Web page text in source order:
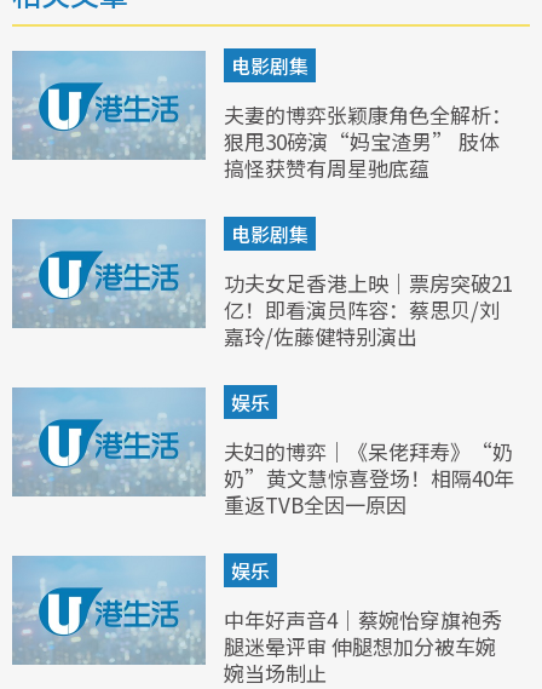
电影剧集
夫妻的博弈张颖康角色全解析：
狠甩30磅演“妈宝渣男” 肢体
搞怪获赞有周星驰底蕴
电影剧集
功夫女足香港上映｜票房突破21
亿！即看演员阵容：蔡思贝/刘
嘉玲/佐藤健特别演出
娱乐
夫妇的博弈｜《呆佬拜寿》“奶
奶”黄文慧惊喜登场！相隔40年
重返TVB全因一原因
娱乐
中年好声音4｜蔡婉怡穿旗袍秀
腿迷晕评审 伸腿想加分被车婉
婉当场制止